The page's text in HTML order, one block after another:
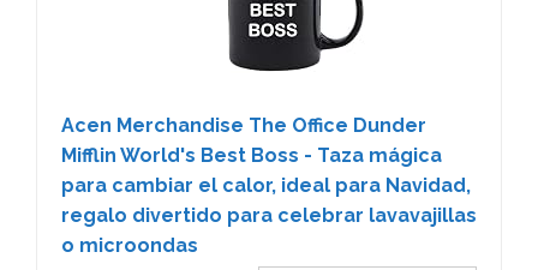
Acen Merchandise The Office Dunder
Mifflin World's Best Boss - Taza mágica
para cambiar el calor, ideal para Navidad,
regalo divertido para celebrar lavavajillas
o microondas